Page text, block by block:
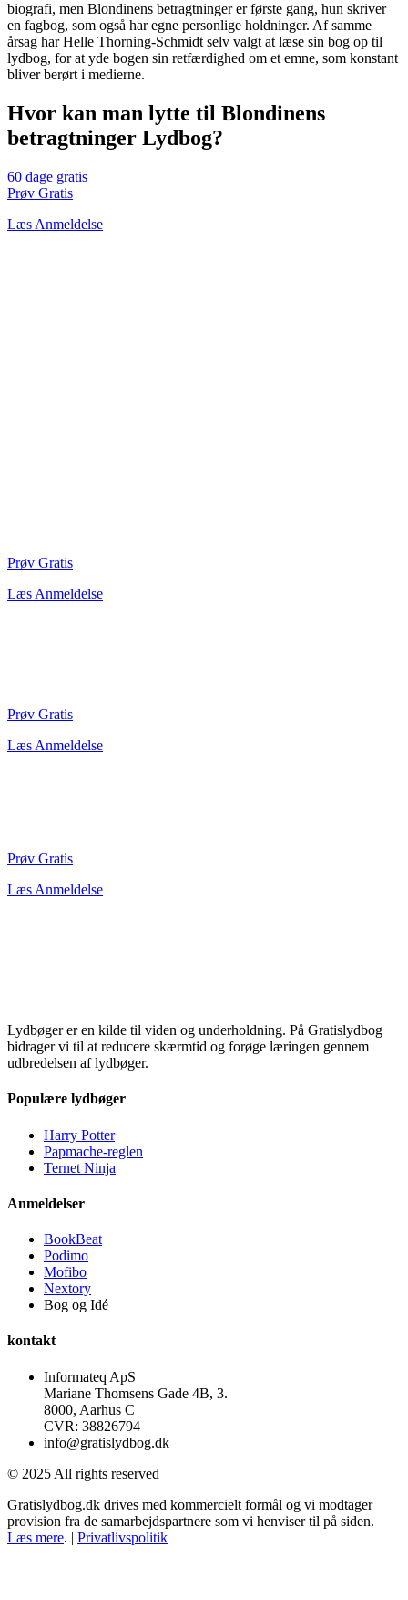
biografi, men Blondinens betragtninger er første gang, hun skriver
en fagbog, som også har egne personlige holdninger. Af samme
årsag har Helle Thorning-Schmidt selv valgt at læse sin bog op til
lydbog, for at yde bogen sin retfærdighed om et emne, som konstant
bliver berørt i medierne.
Hvor kan man lytte til Blondinens
betragtninger Lydbog?
60 dage gratis
Prøv Gratis
Læs Anmeldelse
Prøv Gratis
Læs Anmeldelse
Prøv Gratis
Læs Anmeldelse
Prøv Gratis
Læs Anmeldelse
Lydbøger er en kilde til viden og underholdning. På Gratislydbog
bidrager vi til at reducere skærmtid og forøge læringen gennem
udbredelsen af lydbøger.
Populære lydbøger
Harry Potter
Papmache-reglen
Ternet Ninja
Anmeldelser
BookBeat
Podimo
Mofibo
Nextory
Bog og Idé
kontakt
Informateq ApS
Mariane Thomsens Gade 4B, 3.
8000, Aarhus C
CVR: 38826794
info@gratislydbog.dk
© 2025 All rights reserved
Gratislydbog.dk drives med kommercielt formål og vi modtager
provision fra de samarbejdspartnere som vi henviser til på siden.
Læs mere. | Privatlivspolitik